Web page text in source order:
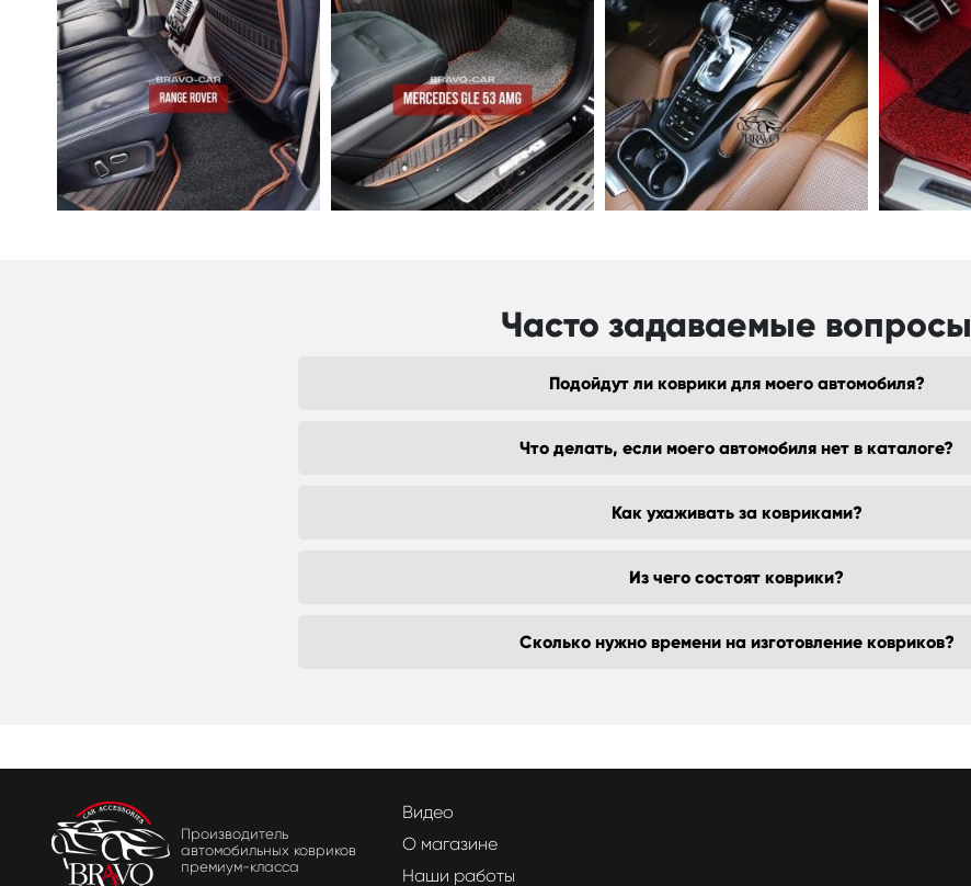
Часто задаваемые вопросы
Подойдут ли коврики для моего автомобиля?
Что делать, если моего автомобиля нет в каталоге?
Как ухаживать за ковриками?
Из чего состоят коврики?
Сколько нужно времени на изготовление ковриков?
Производитель
автомобильных ковриков
премиум-класса
Видео
О магазине
Наши работы